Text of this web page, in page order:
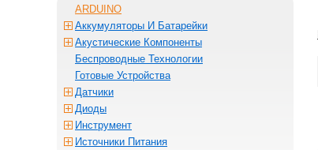
ARDUINO
Аккумуляторы И Батарейки
Акустические Компоненты
Беспроводные Технологии
Готовые Устройства
Датчики
Диоды
Инструмент
Источники Питания